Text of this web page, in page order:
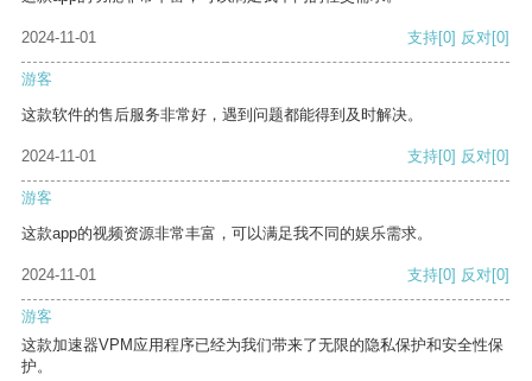
2024-11-01 支持[0] 反对[0]
游客
这款软件的售后服务非常好，遇到问题都能得到及时解决。
2024-11-01 支持[0] 反对[0]
游客
这款app的视频资源非常丰富，可以满足我不同的娱乐需求。
2024-11-01 支持[0] 反对[0]
游客
这款加速器VPM应用程序已经为我们带来了无限的隐私保护和安全性保
护。